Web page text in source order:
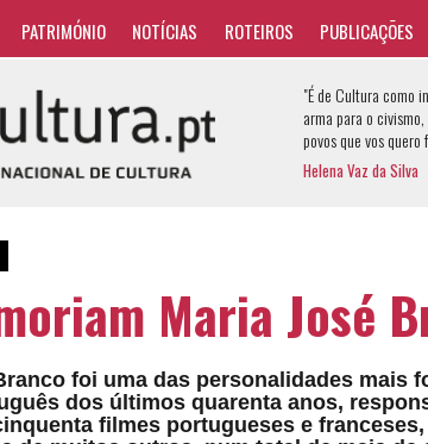
PATRIMÓNIO NOTÍCIAS ROTEIROS PUBLICAÇÕES
"É de Cultura como
arma para o
povos que vos quero
Helena Vaz da Silva
Maria José
foi uma das personalidades mais
dos últimos quarenta anos,
filmes portugueses e